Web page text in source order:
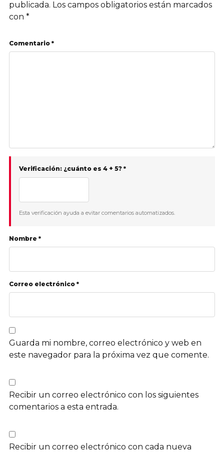
publicada. Los campos obligatorios están marcados
con *
Comentario *
Verificación: ¿cuánto es 4 + 5? *
Esta verificación ayuda a evitar comentarios automatizados.
Nombre *
Correo electrónico *
Guarda mi nombre, correo electrónico y web en
este navegador para la próxima vez que comente.
Recibir un correo electrónico con los siguientes
comentarios a esta entrada.
Recibir un correo electrónico con cada nueva